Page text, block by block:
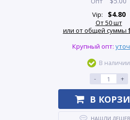
Vip: $4.80
От 50 шт
или от общей суммы
Крупный опт:
В наличии
-
+
В
НАШЛИ